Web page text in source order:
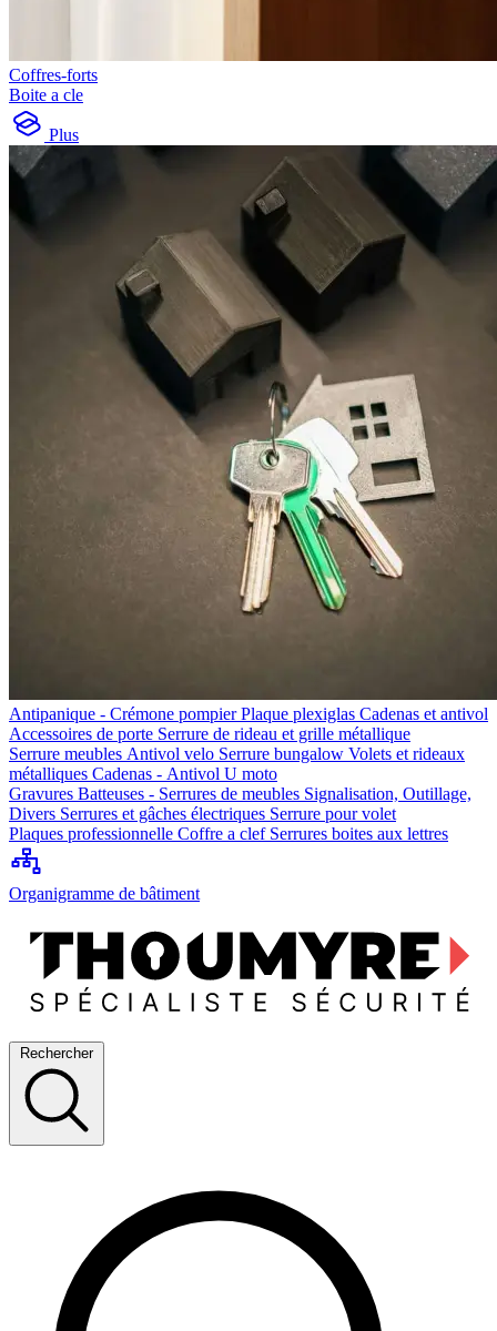
Coffres-forts
Boite a cle
Plus
Antipanique - Crémone pompierPlaque plexiglas Cadenas et antivol
Accessoires de porte Serrure de rideau et grille métallique
Serrure meubles Antivol velo Serrure bungalow Volets et rideaux
métalliques Cadenas - Antivol U moto
Gravures Batteuses - Serrures de meubles Signalisation, Outillage,
Divers Serrures et gâches électriques Serrure pour volet
Plaques professionnelle Coffre a clef Serrures boites aux lettres
Organigramme de bâtiment
Rechercher